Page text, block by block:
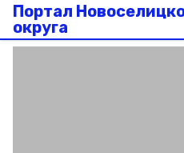
Портал
округа